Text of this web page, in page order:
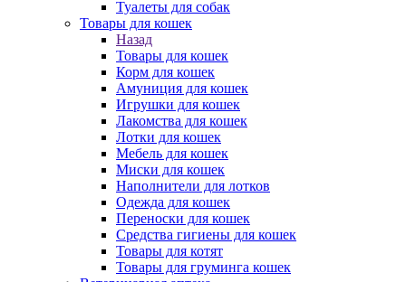
Туалеты для собак
Товары для кошек
Назад
Товары для кошек
Корм для кошек
Амуниция для кошек
Игрушки для кошек
Лакомства для кошек
Лотки для кошек
Мебель для кошек
Миски для кошек
Наполнители для лотков
Одежда для кошек
Переноски для кошек
Средства гигиены для кошек
Товары для котят
Товары для груминга кошек